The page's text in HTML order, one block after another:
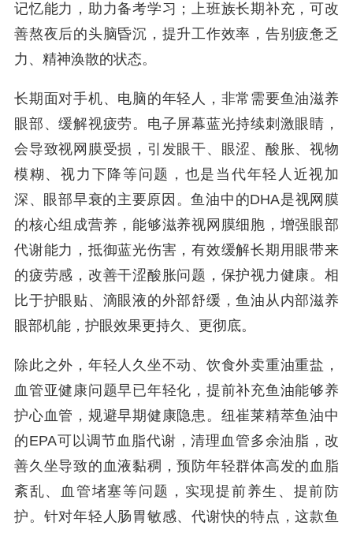
记忆能力，助力备考学习；上班族长期补充，可改
善熬夜后的头脑昏沉，提升工作效率，告别疲惫乏
力、精神涣散的状态。
长期面对手机、电脑的年轻人，非常需要鱼油滋养
眼部、缓解视疲劳。电子屏幕蓝光持续刺激眼睛，
会导致视网膜受损，引发眼干、眼涩、酸胀、视物
模糊、视力下降等问题，也是当代年轻人近视加
深、眼部早衰的主要原因。鱼油中的DHA是视网膜
的核心组成营养，能够滋养视网膜细胞，增强眼部
代谢能力，抵御蓝光伤害，有效缓解长期用眼带来
的疲劳感，改善干涩酸胀问题，保护视力健康。相
比于护眼贴、滴眼液的外部舒缓，鱼油从内部滋养
眼部机能，护眼效果更持久、更彻底。
除此之外，年轻人久坐不动、饮食外卖重油重盐，
血管亚健康问题早已年轻化，提前补充鱼油能够养
护心血管，规避早期健康隐患。纽崔莱精萃鱼油中
的EPA可以调节血脂代谢，清理血管多余油脂，改
善久坐导致的血液黏稠，预防年轻群体高发的血脂
紊乱、血管堵塞等问题，实现提前养生、提前防
护。针对年轻人肠胃敏感、代谢快的特点，这款鱼